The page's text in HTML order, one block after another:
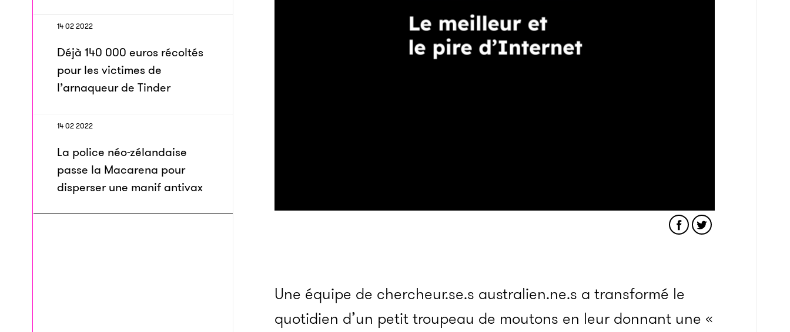
14 02 2022
Déjà 140 000 euros récoltés
pour les victimes de
l’arnaqueur de Tinder
14 02 2022
La police néo-zélandaise
passe la Macarena pour
disperser une manif antivax
Une équipe de chercheur.se.s australien.ne.s a transformé le
quotidien d’un petit troupeau de moutons en leur donnant une «